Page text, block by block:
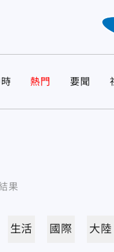
時 熱門 要聞
果
生活 國際 大陸